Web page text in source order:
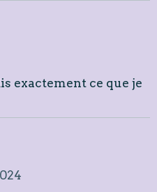
exactement ce que je